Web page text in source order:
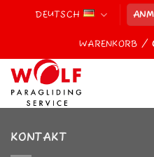
DEUTSCH
WARENKORB /
KONTAKT